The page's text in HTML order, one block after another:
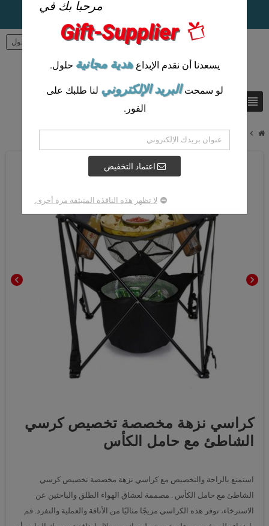
view_headline
person تسجيل الدخول
chevron_right
chevron_left chevron_right
كراسي نزهة مخصصة تخصيص كرسي
الشاطئ مع حامل الكأس
استمتع بالراحة والتخصيص مع كراسي نزهة مخصصة تخصيص كرسي
الشاطئ مع حامل الكأس . مصممة لعشاق الهواء الطلق والباحثين عن
الاسترخاء، توفر هذه الكراسي مزيجًا مثاليًا من الأناقة والعملية والتفرد. قم
مرحبا بك في
Gift-Supplier
يسعدنا أن نقدم الإبداعهدية مجانية حلول.
لو سمحتالبريد الإلكتروني لنا طلبك على
الفور.
اعتماد التخفيض
لا تظهر هذه النافذة المنبثقة مرة أخرى.